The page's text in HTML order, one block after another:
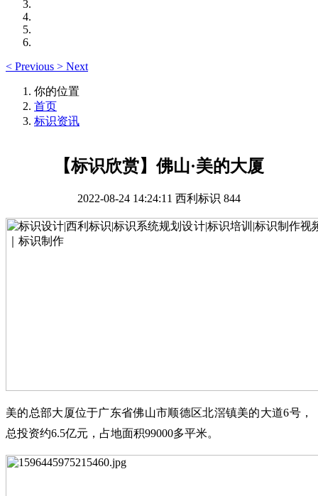
< Previous > Next
你的位置
首页
标识资讯
【标识欣赏】佛山·美的大厦
2022-08-24 14:24:11 西利标识 844
美的总部大厦位于广东省佛山市顺德区北滘镇美的大道6号，
总投资约6.5亿元，占地面积99000多平米。